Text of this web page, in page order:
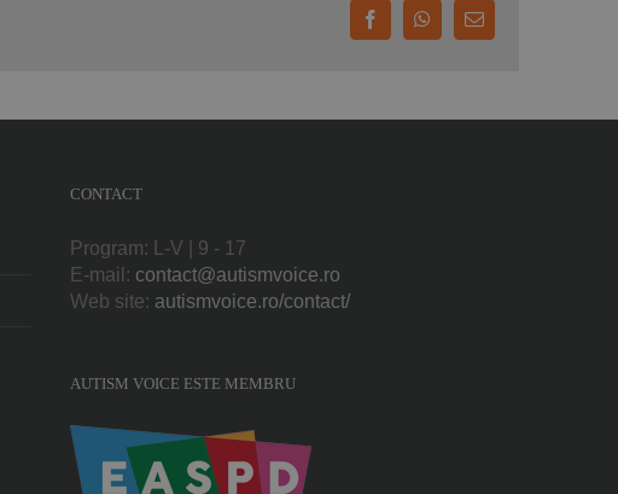
FacebookWhatsApp
E-
mail:
CONTACT
Program: L-V | 9 - 17
E-mail: contact@autismvoice.ro
Web site: autismvoice.ro/contact/
AUTISM VOICE ESTE MEMBRU